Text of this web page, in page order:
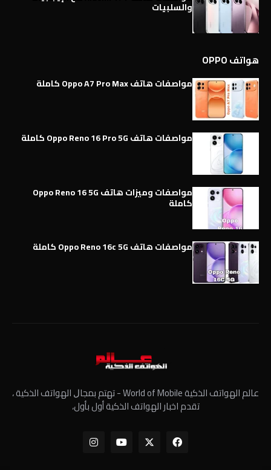
والسلبيات
هواتف OPPO
مواصفات هاتف Oppo A7 Pro Max كاملة
مواصفات هاتف Oppo Reno 16 Pro 5G كاملة
مواصفات وميزات هاتف Oppo Reno 16 5G
كاملة
مواصفات هاتف Oppo Reno 16c 5G كاملة
عالم الهواتف الذكية World of Mobile - ﺗﻬﺘﻢ ﺑﻤﺠﺎﻝ الهواتف الذكية ،
تقدم اخبار الهواتف الذكية أول بأول،